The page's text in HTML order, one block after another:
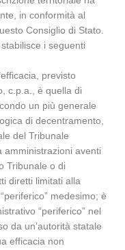
in conformità al
Consiglio di Stato.
i seguenti
previsto
c.p.a., è quella di
un più generale
di decentramento,
del Tribunale
amministrazioni aventi
Tribunale o di
diretti limitati alla
medesimo; è
“periferico” nel
da un’autorità statale
efficacia non